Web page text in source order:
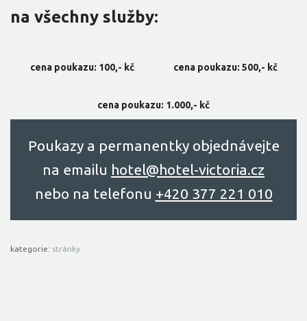
na všechny služby:
cena poukazu: 100,- kč cena poukazu: 500,- kč
cena poukazu: 1.000,- kč
Poukazy a permanentky objednávejte
na emailu hоtel@hоtel-victоriа.cz
nebo na telefonu +420 377 221 010
kategorie: stránky